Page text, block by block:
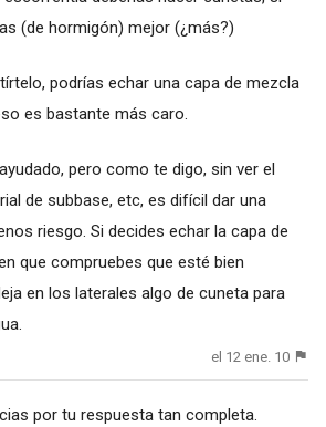
(de hormigón) mejor (¿más?)
podrías echar una capa de mezcla
es bastante más caro.
pero como te digo, sin ver el
de subbase, etc, es difícil dar una
riesgo. Si decides echar la capa de
que compruebes que esté bien
en los laterales algo de cuneta para
el 12 ene. 10
por tu respuesta tan completa.